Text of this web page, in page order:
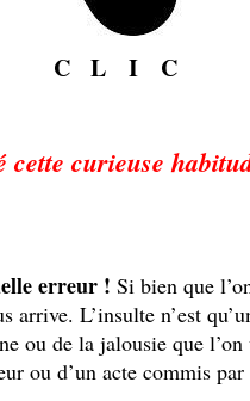
C L I C
curieuse
erreur ! Si bien que
arrive. L’insulte n’est
ou de la jalousie que l’on
ou d’un acte commis